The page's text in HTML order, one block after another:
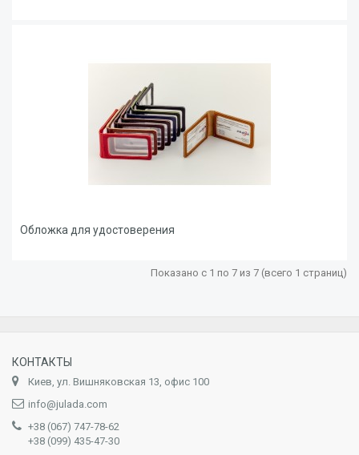
Обложка для удостоверения
Показано с 1 по 7 из 7 (всего 1 страниц)
КОНТАКТЫ
Киев, ул. Вишняковская 13, офис 100
info@julada.com
+38 (067) 747-78-62
+38 (099) 435-47-30